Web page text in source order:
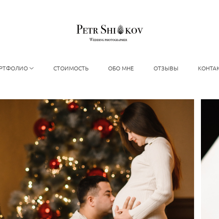
СТОИМОСТЬ ОБО МНЕ ОТЗЫВЫ